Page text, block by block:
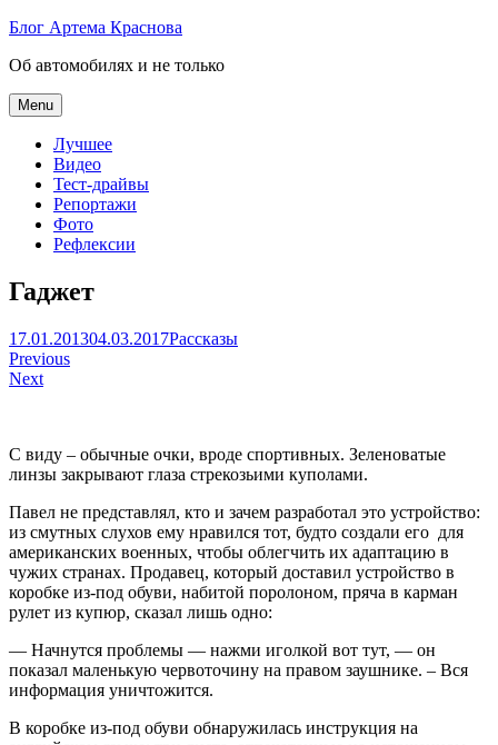
Skip
content
Блог Артема Краснова
Об автомобилях и не только
Menu
Лучшее
Видео
Тест-драйвы
Репортажи
Фото
Рефлексии
Гаджет
Артем
Краснов
17.01.201304.03.2017Рассказы
Навигация
по
Previous
Next
С виду – обычные очки, вроде спортивных. Зеленоватые
линзы закрывают глаза стрекозьими куполами.
Павел не представлял, кто и зачем разработал это устройство:
из смутных слухов ему нравился тот, будто создали его для
американских военных, чтобы облегчить их адаптацию в
чужих странах. Продавец, который доставил устройство в
коробке из-под обуви, набитой поролоном, пряча в карман
рулет из купюр, сказал лишь одно:
— Начнутся проблемы — нажми иголкой вот тут, — он
показал маленькую червоточину на правом заушнике. – Вся
информация уничтожится.
В коробке из-под обуви обнаружилась инструкция на